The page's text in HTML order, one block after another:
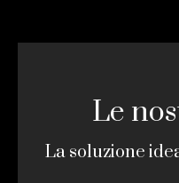
Le
La soluzione